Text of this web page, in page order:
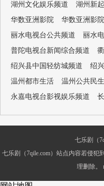
湖州文化娱乐频道
湖州新
华数亚洲影院
华数亚洲影
丽水电视台公共频道
丽水
普陀电视台新闻综合频道
绍兴县中国轻纺城频道
绍
温州都市生活
温州公共民生
永嘉电视台影视娱乐频道
七乐剧（
七乐剧（7qile.com）站点内容若侵犯
理删除。